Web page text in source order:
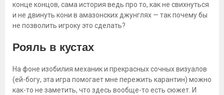
конце концов, сама история ведь про то, как не свихнуться
и не двинуть кони в амазонских джунглях — так почему бы
не позволить игроку это сделать?
Рояль в кустах
На фоне изобилия механик и прекрасных сочных визуалов
(ей-богу, эта игра помогает мне пережить карантин) можно
как-то не заметить, что здесь вообще-то есть сюжет. И